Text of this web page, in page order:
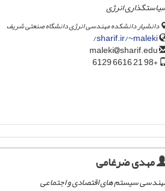
انرژی
دانشیار دانشکده مهندسی انرژی دانشگاه صنعتی شریف
sharif.ir/~maleki/
sharif.edu
+98 21 6616 6129
مهدی ضرغامی
سیستم های اقتصادی و اجتماعی